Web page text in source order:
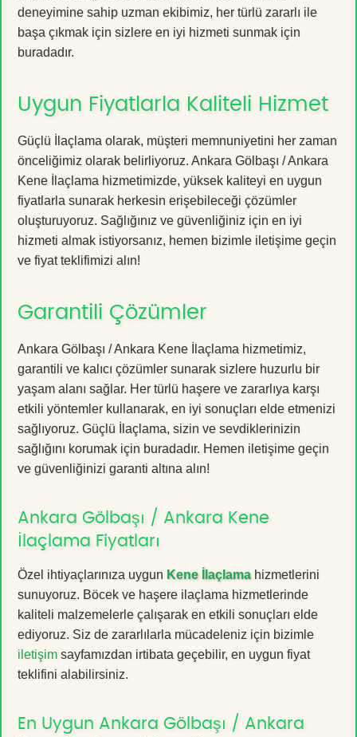
deneyimine sahip uzman ekibimiz, her türlü zararlı ile
başa çıkmak için sizlere en iyi hizmeti sunmak için
buradadır.
Uygun Fiyatlarla Kaliteli Hizmet
Güçlü İlaçlama olarak, müşteri memnuniyetini her zaman
önceliğimiz olarak belirliyoruz. Ankara Gölbaşı / Ankara
Kene İlaçlama hizmetimizde, yüksek kaliteyi en uygun
fiyatlarla sunarak herkesin erişebileceği çözümler
oluşturuyoruz. Sağlığınız ve güvenliğiniz için en iyi
hizmeti almak istiyorsanız, hemen bizimle iletişime geçin
ve fiyat teklifimizi alın!
Garantili Çözümler
Ankara Gölbaşı / Ankara Kene İlaçlama hizmetimiz,
garantili ve kalıcı çözümler sunarak sizlere huzurlu bir
yaşam alanı sağlar. Her türlü haşere ve zararlıya karşı
etkili yöntemler kullanarak, en iyi sonuçları elde etmenizi
sağlıyoruz. Güçlü İlaçlama, sizin ve sevdiklerinizin
sağlığını korumak için buradadır. Hemen iletişime geçin
ve güvenliğinizi garanti altına alın!
Ankara Gölbaşı / Ankara Kene
İlaçlama Fiyatları
Özel ihtiyaçlarınıza uygun Kene İlaçlamahizmetlerini
sunuyoruz. Böcek ve haşere ilaçlama hizmetlerinde
kaliteli malzemelerle çalışarak en etkili sonuçları elde
ediyoruz. Siz de zararlılarla mücadeleniz için bizimle
iletişim sayfamızdan irtibata geçebilir, en uygun fiyat
teklifini alabilirsiniz.
En Uygun Ankara Gölbaşı / Ankara